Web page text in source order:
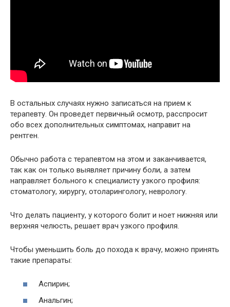
В остальных случаях нужно записаться на прием к
терапевту. Он проведет первичный осмотр, расспросит
обо всех дополнительных симптомах, направит на
рентген.
Обычно работа с терапевтом на этом и заканчивается,
так как он только выявляет причину боли, а затем
направляет больного к специалисту узкого профиля:
стоматологу, хирургу, отоларингологу, неврологу.
Что делать пациенту, у которого болит и ноет нижняя или
верхняя челюсть, решает врач узкого профиля.
Чтобы уменьшить боль до похода к врачу, можно принять
такие препараты:
Аспирин;
Анальгин;